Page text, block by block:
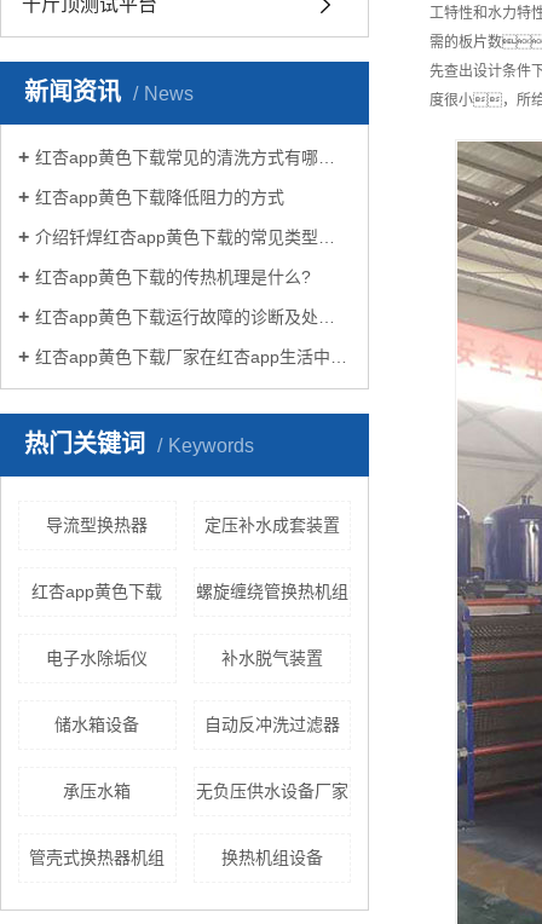
千斤顶测试平台
新闻资讯 News
红杏app黄色下载常见的清洗方式有哪些？
红杏app黄色下载降低阻力的方式
介绍钎焊红杏app黄色下载的常见类型有哪些
红杏app黄色下载的传热机理是什么?
红杏app黄色下载运行故障的诊断及处理方法
红杏app黄色下载厂家在红杏app生活中有哪些作用？
热门关键词 Keywords
导流型换热器 定压补水成套装置
红杏app黄色下载 螺旋缠绕管换热机组
电子水除垢仪 补水脱气装置
储水箱设备 自动反冲洗过滤器
承压水箱 无负压供水设备厂家
管壳式换热器机组 换热机组设备
工特性和水力特
需的板片数
先查出设计条
度很小，所